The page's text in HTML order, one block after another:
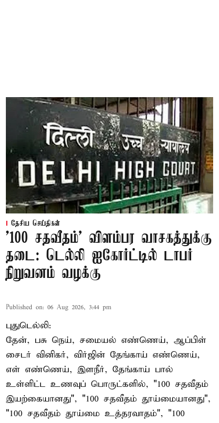
தேசிய செய்திகள்
'100 சதவீதம்' விளம்பர வாசகத்துக்கு
தடை: டெல்லி ஐகோர்ட்டில் டாபர்
நிறுவனம் வழக்கு
Published on: 06 Aug 2026, 3:44 pm
புதுடெல்லி:
தேன், பசு நெய், சமையல் எண்ணெய், ஆப்பிள்
சைடர் வினிகர், விர்ஜின் தேங்காய் எண்ணெய்,
எள் எண்ணெய், இளநீர், தேங்காய் பால்
உள்ளிட்ட உணவுப் பொருட்களில், "100 சதவீதம்
இயற்கையானது", "100 சதவீதம் தூய்மையானது",
"100 சதவீதம் தூய்மை உத்தரவாதம்", "100